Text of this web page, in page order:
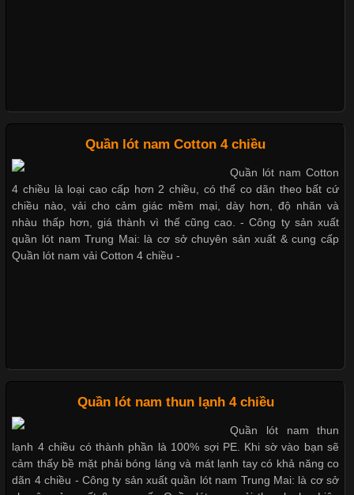
Chất Liệu Bamboo Xu Hướng Mới Trong Ngành Thời Trang
Cập nhật 2026-05-21 14:59:25
Trong những năm gần đây, vải Bamboo đang trở thành một
trong những chất liệu được yêu thích trong ngành thời trang
nhờ đặc tính mềm mại, thoáng khí và thân thiện với môi trường.
Không chỉ được ứng dụng trong quần áo thường ngày, loại vải
Cập nhật 2026-05-20 14:58:56
Vải thun là một trong những chất liệu được sử dụng rộng rãi
nhất trong ngành thời trang nhờ đặc tính co giãn, mềm mại và
thoải mái khi mặc. Từ áo thun, đồ thể thao cho đến đồ lót nam,
vải thun luôn đóng vai trò quan trọng trong quá trình sản xuất.
Hiện nay, nhu cầu tìm kiếm quần lót nam giá
Mẫu quần lót nam giá rẻ sốt hè 2017
Những mẩu quần lót nam thông dụng hiện nay
Bộ sưu tập quần lót nam Boxer TpHCM
Dễ chịu hơn với quần lót nam giá rẻ vải Cotton 4 chiều
Quần lót nam Cotton 4 chiều
Quần lót nam Cotton
4 chiều là loại cao cấp hơn 2 chiều, có thể co dãn theo bất cứ
chiều nào, vải cho cảm giác mềm mại, dày hơn, độ nhăn và
nhàu thấp hơn, giá thành vì thế cũng cao. - Công ty sản xuất
quần lót nam Trung Mai: là cơ sở chuyên sản xuất & cung cấp
Quần lót nam vải Cotton 4 chiều -
Quần lót nam thun lạnh 4 chiều
Quần lót nam thun
lạnh 4 chiều có thành phần là 100% sợi PE. Khi sờ vào bạn sẽ
cảm thấy bề mặt phải bóng láng và mát lạnh tay có khả năng co
dãn 4 chiều - Công ty sản xuất quần lót nam Trung Mai: là cơ sở